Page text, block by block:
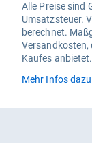
Alle Preise sind
Umsatzsteuer.
berechnet.
Versandkosten,
Kaufes anbietet.
Mehr Infos